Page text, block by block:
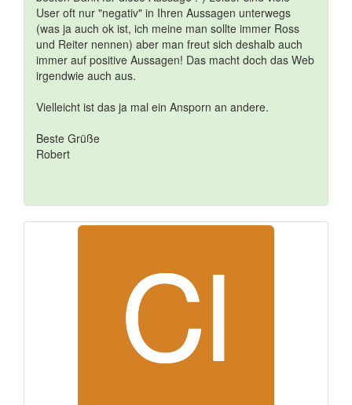
User oft nur "negativ" in Ihren Aussagen unterwegs
(was ja auch ok ist, ich meine man sollte immer Ross
und Reiter nennen) aber man freut sich deshalb auch
immer auf positive Aussagen! Das macht doch das Web
irgendwie auch aus.
Vielleicht ist das ja mal ein Ansporn an andere.
Beste Grüße
Robert